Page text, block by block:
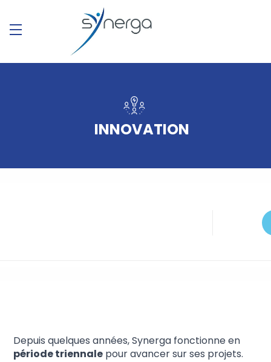
INNOVATION
Depuis quelques années, Synerga fonctionne en
période triennale pour avancer sur ses projets.